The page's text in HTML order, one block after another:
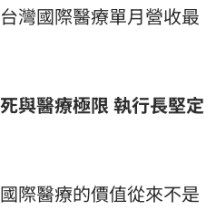
灣國際醫療單月營收最
與醫療極限 執行長堅定
際醫療的價值從來不是